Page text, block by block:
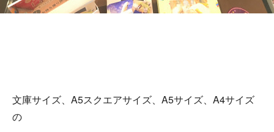
文庫サイズ、A5スクエアサイズ、A5サイズ、A4サイズ
の